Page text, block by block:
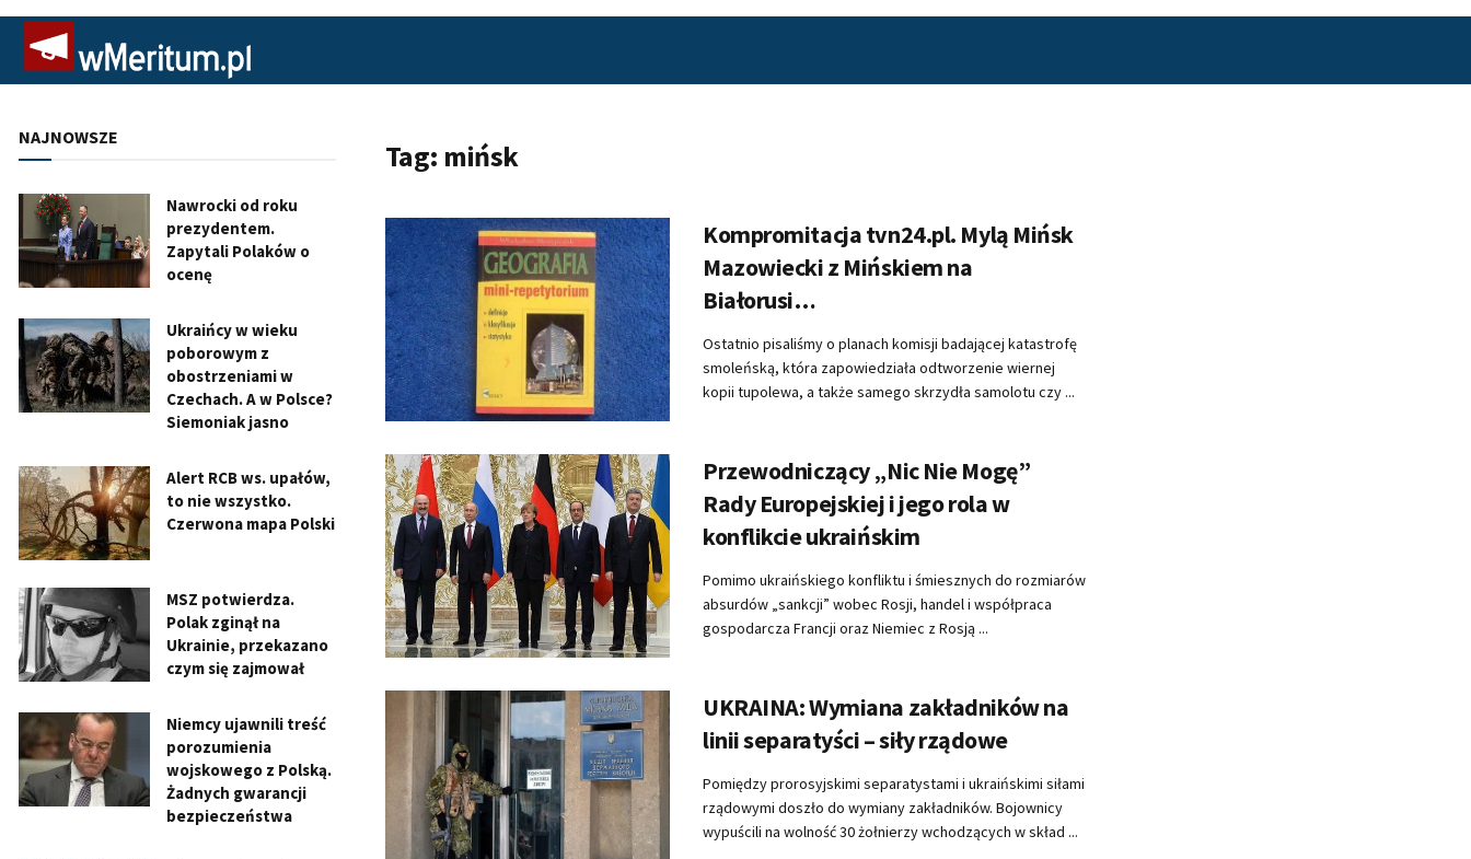
Tag: mińsk
Kompromitacja tvn24.pl. Mylą Mińsk
Mazowiecki z Mińskiem na
Białorusi…
Ostatnio pisaliśmy o planach komisji badającej katastrofę
smoleńską, która zapowiedziała odtworzenie wiernej
kopii tupolewa, a także samego skrzydła samolotu czy ...
Przewodniczący „Nic Nie Mogę”
Rady Europejskiej i jego rola w
konflikcie ukraińskim
Pomimo ukraińskiego konfliktu i śmiesznych do rozmiarów
absurdów „sankcji” wobec Rosji, handel i współpraca
gospodarcza Francji oraz Niemiec z Rosją ...
UKRAINA: Wymiana zakładników na
linii separatyści – siły rządowe
Pomiędzy prorosyjskimi separatystami i ukraińskimi siłami
rządowymi doszło do wymiany zakładników. Bojownicy
wypuścili na wolność 30 żołnierzy wchodzących w skład ...
NAJNOWSZE
Nawrocki od roku
prezydentem.
Zapytali Polaków o
ocenę
Ukraińcy w wieku
poborowym z
obostrzeniami w
Czechach. A w Polsce?
Siemoniak jasno
Alert RCB ws. upałów,
to nie wszystko.
Czerwona mapa Polski
MSZ potwierdza.
Polak zginął na
Ukrainie, przekazano
czym się zajmował
Niemcy ujawnili treść
porozumienia
wojskowego z Polską.
Żadnych gwarancji
bezpieczeństwa